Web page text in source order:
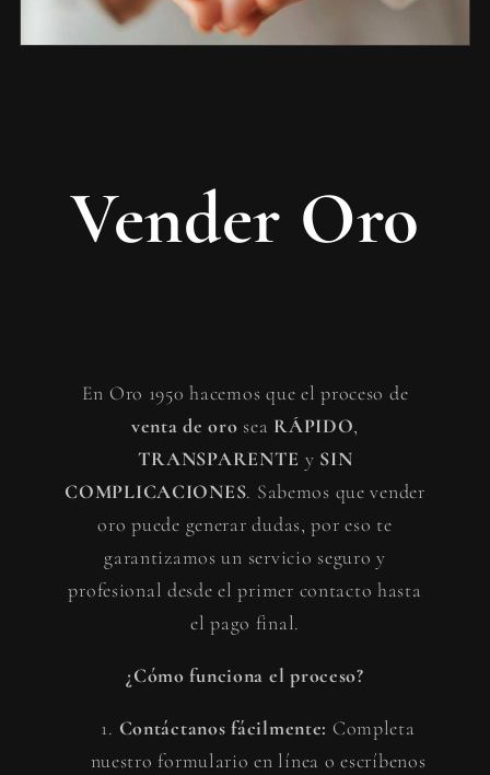
Vender Oro
En Oro 1950 hacemos que el proceso de
venta de oro sea RÁPIDO,
TRANSPARENTE y SIN
COMPLICACIONES. Sabemos que vender
oro puede generar dudas, por eso te
garantizamos un servicio seguro y
profesional desde el primer contacto hasta
el pago final.
¿Cómo funciona el proceso?
Contáctanos fácilmente: Completa
nuestro formulario en línea o escríbenos